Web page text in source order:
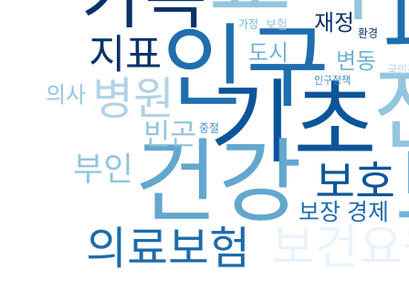
인구
기초
건강
보건
병원
의료보험
보호
지표
부인
빈곤
보장 경제
변동
재정
도시
의사
보험
가정
국
환경
중절
인구정책